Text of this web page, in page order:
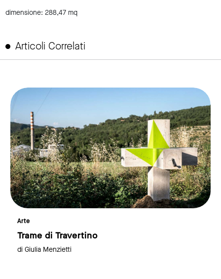
dimensione: 288,47 mq
Articoli Correlati
Arte
Trame di Travertino
di Giulia Menzietti